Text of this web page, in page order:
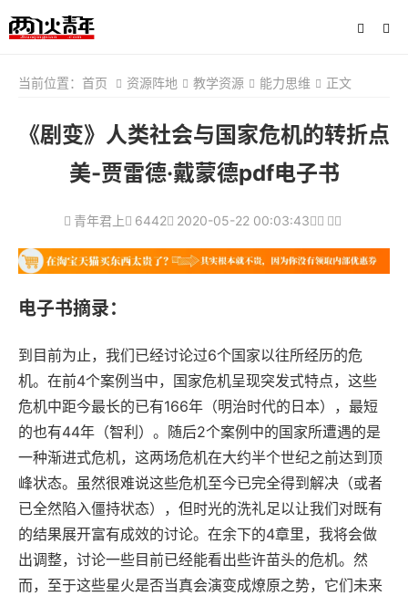
当前位置： 首页 资源阵地 教学资源 能力思维 正文
《剧变》人类社会与国家危机的转折点
美-贾雷德·戴蒙德pdf电子书
青年君上 6442 2020-05-22 00:03:43
电子书摘录：
到目前为止，我们已经讨论过6个国家以往所经历的危
机。在前4个案例当中，国家危机呈现突发式特点，这些
危机中距今最长的已有166年（明治时代的日本），最短
的也有44年（智利）。随后2个案例中的国家所遭遇的是
一种渐进式危机，这两场危机在大约半个世纪之前达到顶
峰状态。虽然很难说这些危机至今已完全得到解决（或者
已全然陷入僵持状态），但时光的洗礼足以让我们对既有
的结果展开富有成效的讨论。在余下的4章里，我将会做
出调整，讨论一些目前已经能看出些许苗头的危机。然
而，至于这些星火是否当真会演变成燎原之势，它们未来